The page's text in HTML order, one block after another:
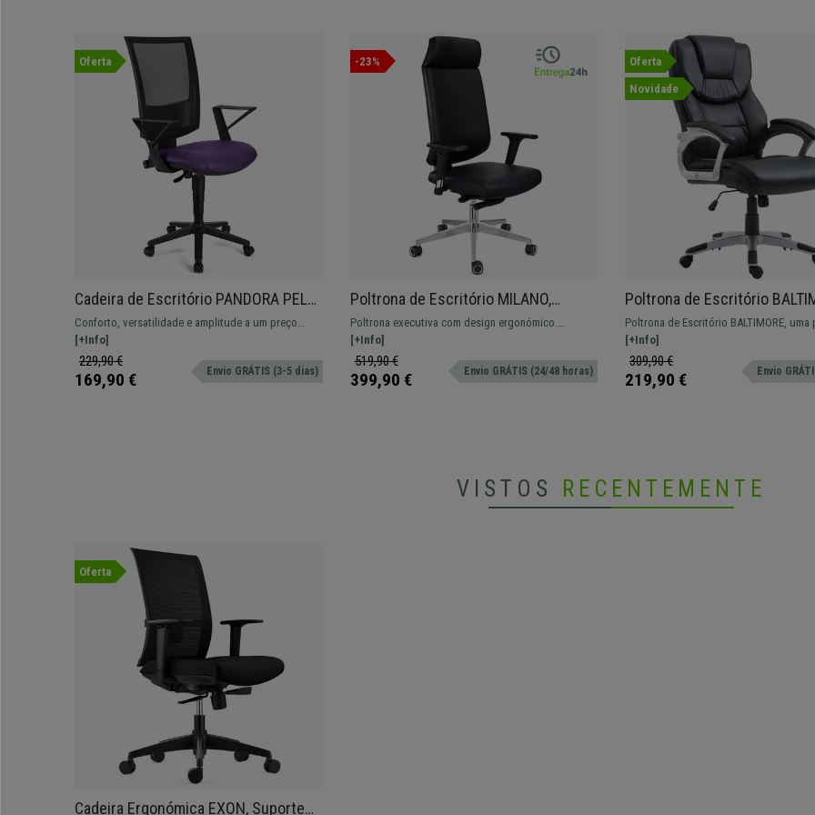
Oferta
Cadeira de Escritório PANDORA PELE,
Encosto Ajustável em Malha, Bom
Acolchoado, Roxo
Conforto, versatilidade e amplitude a um preço
imbatível. Este modelo oferece um equilíbrio
excelente para o seu dia a dia. Várias cores e
materiais disponíveis.
[+Info]
229,90 €
169,90 € Envio GRÁTIS (3-5 dias)
-23%
Poltrona de Escritório MILANO,
Design Ergonómico, Acabamentos
Premium, Pele, Preto
Poltrona executiva com design ergonómico.
Pormenores exclusivos e apoia braços cromados.
[+Info]
519,90 €
399,90 € Envio GRÁTIS (24/48 horas)
Oferta
Novidade
Poltrona de Escritório
Bom Acolchoado, Forrada
Cor Preto
Poltrona de Escritório BALTIMORE, uma
com acolchoado confortável e encosto
apoia cabeças integrado.
[+Info]
309,90 €
219,90 € Envio
VISTOS RECENTEMENTE
Oferta
Cadeira Ergonómica EXON, Suporte